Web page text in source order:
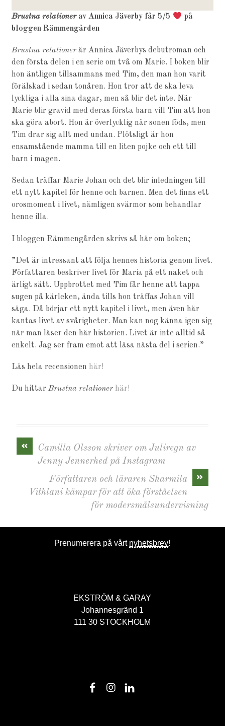
Brustna relationerav Annica Jäverby får 5/5
på
bloggen Rämmengården
Brustna relationerär Annica Jäverbys debutroman och
den första delen i en serie om två om Marie. I boken blir
hon äntligen tillsammans med Tim, den man hon varit
förälskad i sedan tonåren. Hon tror att de ska leva
lyckliga i alla sina dagar, men så blir det inte. När
Marie blir gravid med deras första barn vill Tim att hon
ska göra abort. Hon är överlycklig när sonen föds, men
Tim drar sig allt med undan. Plötsligt är hon
ensamstående mamma till en liten pojke och ett till
barn i magen.
Sedan träffar Marie Johan och det blir inledningen till
ett nytt kapitel för henne och barnen. Men det finns ett
orosmoment i livet, nämligen svärmor som behandlar
henne illa.
I bloggen Rämmengården skrivs så här om boken;
”Det är intressant att följa hennes historia genom livet.
Författaren beskriver livet för Maria på ett naket och
ärligt sätt. Uppbrottet med Tim får henne att tappa
sugen på kärleken, ända tills hon träffas Johan vill
säga. Då börjar ett nytt kapitel i livet, men även här
kantas livet av svårigheter. Man kan nog känna igen sig
när man läser den här historien. Livet är inte alltid så
enkelt. Jag ser fram emot att läsa nästa del i serien.”
Läs hela recensionen här!
Du hittarBrustna relationer här!
«
Camilla Olsson skriver om Juliregn av
Jenny Jennerhed på Instagram
»
Författaren och läraren Sharmila
Vithlani kämpar för att öka förståelsen
för modersmålsundervisning
Prenumerera på vårt nyhetsbrev!
EKSTRÖM & GARAY
Johannesgränd 1
111 30 STOCKHOLM